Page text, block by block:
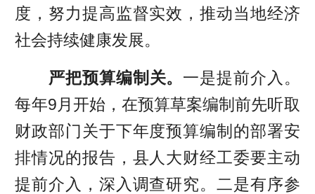
度，努力提高监督实效，推动当地经济
社会持续健康发展。
严把预算编制关。 一是提前介入。
每年9月开始，在预算草案编制前先听取
财政部门关于下年度预算编制的部署安
排情况的报告，县人大财经工委要主动
提前介入，深入调查研究。二是有序参